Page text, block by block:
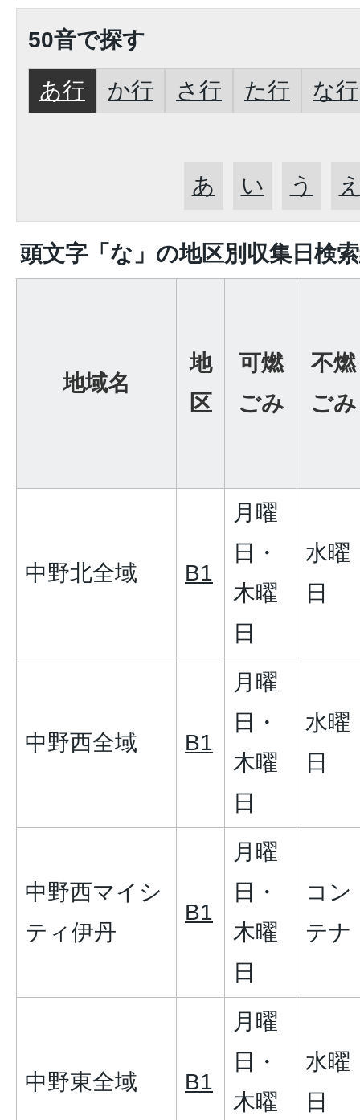
50音で探す
あ行 か行 さ行 た行 な行
あ い う
頭文字「 な 」の地区別収集日検索
地域名
地
区
可燃
ごみ
不燃
ごみ
中野北全域 B1
月曜
日・
木曜
日
水曜
日
中野西全域 B1
月曜
日・
木曜
日
水曜
日
中野西マイシ
ティ伊丹
B1
月曜
日・
木曜
日
コン
テナ
中野東全域 B1
月曜
日・
木曜
水曜
日